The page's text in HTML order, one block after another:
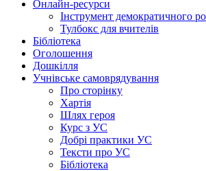
Онлайн-ресурси
Інструмент демократичного
Тулбокс для вчителів
Бібліотека
Оголошення
Дошкілля
Учнівське самоврядування
Про сторінку
Хартія
Шлях героя
Курс з УС
Добрі практики УС
Тексти про УС
Бібліотека